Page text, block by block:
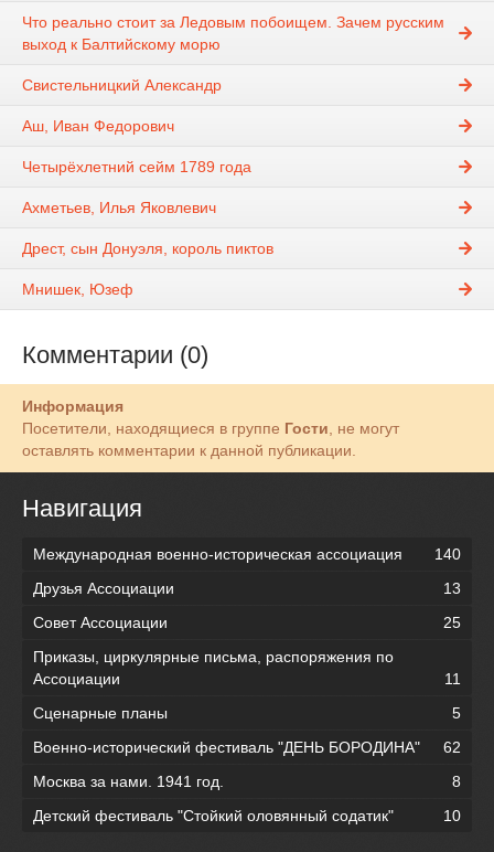
Что реально стоит за Ледовым побоищем. Зачем русским
выход к Балтийскому морю
Свистельницкий Александр
Аш, Иван Федорович
Четырёхлетний сейм 1789 года
Ахметьев, Илья Яковлевич
Дрест, сын Донуэля, король пиктов
Мнишек, Юзеф
Комментарии (0)
Информация
Посетители, находящиеся в группе Гости , не могут
оставлять комментарии к данной публикации.
Навигация
Международная военно-историческая ассоциация
140
Друзья Ассоциации
13
Совет Ассоциации
25
Приказы, циркулярные письма, распоряжения по
Ассоциации
11
Сценарные планы
5
Военно-исторический фестиваль "ДЕНЬ БОРОДИНА"
62
Москва за нами. 1941 год.
8
Детский фестиваль "Стойкий оловянный содатик"
10